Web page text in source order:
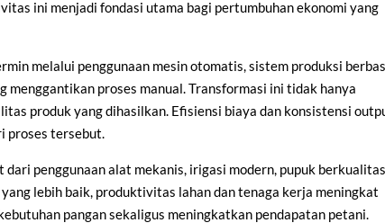
ini menjadi fondasi utama bagi pertumbuhan ekonomi yang
melalui penggunaan mesin otomatis, sistem produksi
proses manual. Transformasi ini tidak hanya
produk yang dihasilkan. Efisiensi biaya dan konsistensi
proses tersebut.
penggunaan alat mekanis, irigasi modern, pupuk
lebih baik, produktivitas lahan dan tenaga kerja meningkat
pangan sekaligus meningkatkan pendapatan petani.